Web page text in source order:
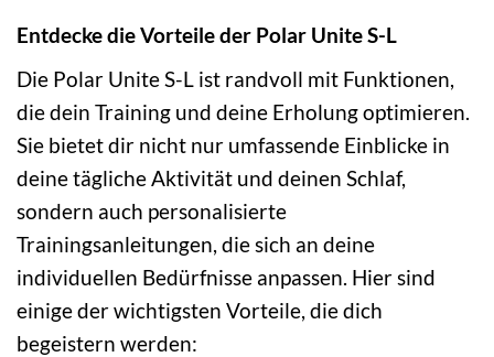
Entdecke die Vorteile der Polar Unite S-L
Die Polar Unite S-L ist randvoll mit Funktionen,
die dein Training und deine Erholung optimieren.
Sie bietet dir nicht nur umfassende Einblicke in
deine tägliche Aktivität und deinen Schlaf,
sondern auch personalisierte
Trainingsanleitungen, die sich an deine
individuellen Bedürfnisse anpassen. Hier sind
einige der wichtigsten Vorteile, die dich
begeistern werden: